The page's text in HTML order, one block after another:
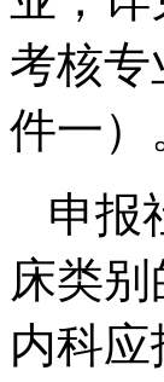
考核
件一）
申报
床类
内科